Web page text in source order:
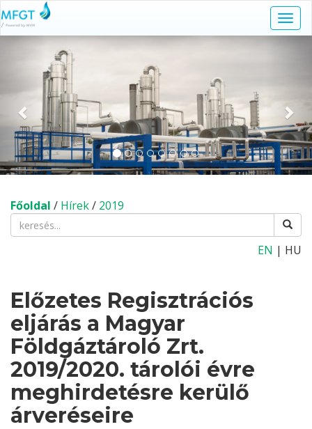
Előző
Főoldal / Hírek/ 2019
EN | HU
Előzetes Regisztrációs
eljárás a Magyar
Földgáztároló Zrt.
2019/2020. tárolói évre
meghirdetésre kerülő
árveréseire